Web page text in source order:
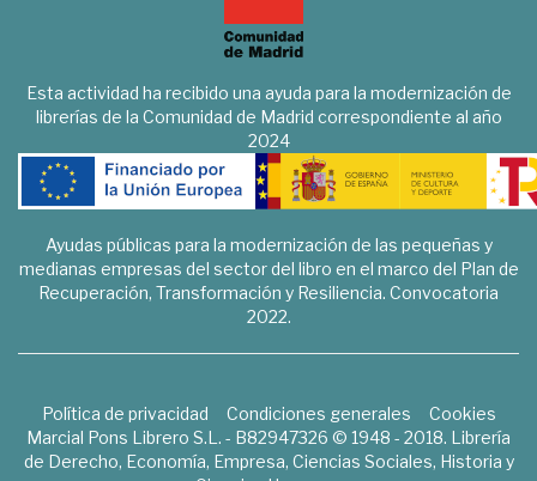
Esta actividad ha recibido una ayuda para la modernización de
librerías de la Comunidad de Madrid correspondiente al año
2024
Ayudas públicas para la modernización de las pequeñas y
medianas empresas del sector del libro en el marco del Plan de
Recuperación, Transformación y Resiliencia. Convocatoria
2022.
Política de privacidad Condiciones generales
Cookies
Marcial Pons Librero S.L. - B82947326 © 1948 - 2018. Librería
de Derecho, Economía, Empresa, Ciencias Sociales, Historia y